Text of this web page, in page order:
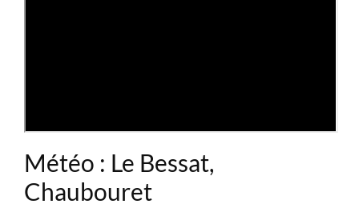
Météo : Le Bessat,
Chaubouret